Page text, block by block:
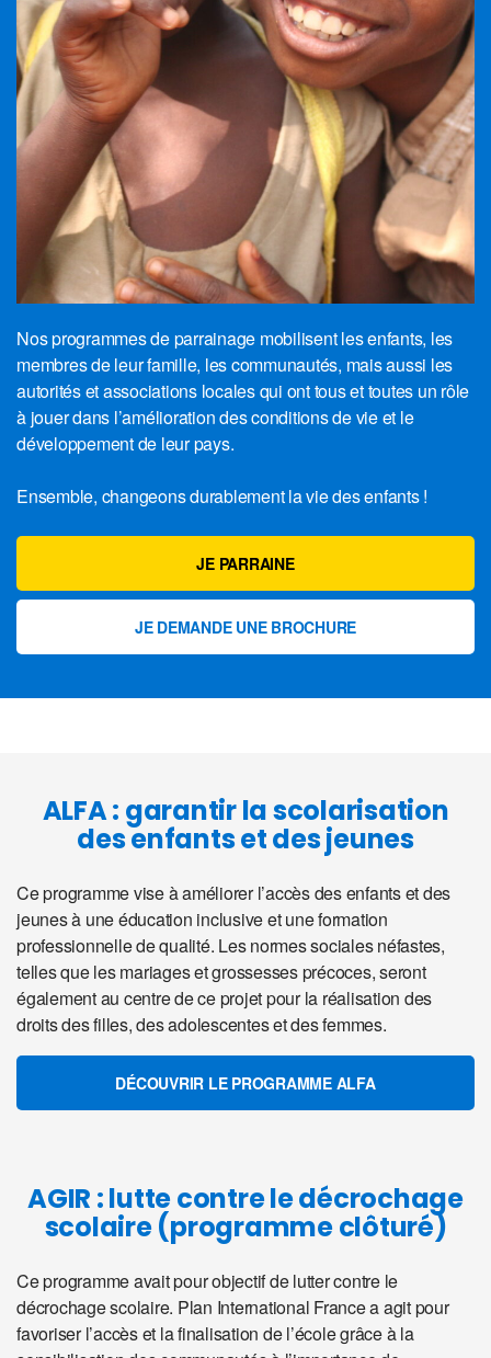
Nos programmes de parrainage mobilisent les enfants, les
membres de leur famille, les communautés, mais aussi les
autorités et associations locales qui ont tous et toutes un rôle
à jouer dans l’amélioration des conditions de vie et le
développement de leur pays.
Ensemble, changeons durablement la vie des enfants !
JE PARRAINE
JE DEMANDE UNE BROCHURE
ALFA : garantir la scolarisation
des enfants et des jeunes
Ce programme vise à améliorer l’accès des enfants et des
jeunes à une éducation inclusive et une formation
professionnelle de qualité. Les normes sociales néfastes,
telles que les mariages et grossesses précoces, seront
également au centre de ce projet pour la réalisation des
droits des filles, des adolescentes et des femmes.
DÉCOUVRIR LE PROGRAMME ALFA
AGIR : lutte contre le décrochage
scolaire (programme clôturé)
Ce programme avait pour objectif de lutter contre le
décrochage scolaire. Plan International France a agit pour
favoriser l’accès et la finalisation de l’école grâce à la